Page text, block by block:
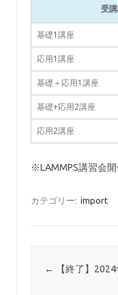
受
基礎1講座
応用1講座
基礎＋応用1講座
基礎+応用2講座
応用2講座
※LAMMPS講習会
カテゴリー: import
投稿ナビゲーシ
← 【終了】